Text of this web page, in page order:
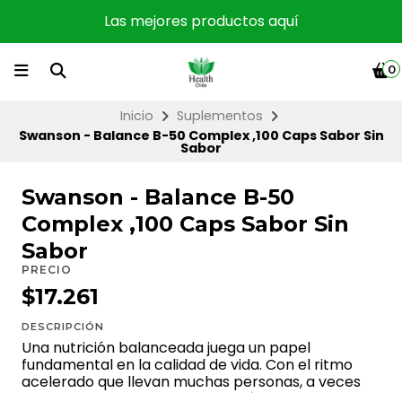
Las mejores productos aquí
0
Inicio
Suplementos
Swanson - Balance B-50 Complex ,100 Caps Sabor Sin
Sabor
Swanson - Balance B-50
Complex ,100 Caps Sabor Sin
Sabor
PRECIO
$17.261
DESCRIPCIÓN
Una nutrición balanceada juega un papel
fundamental en la calidad de vida. Con el ritmo
acelerado que llevan muchas personas, a veces